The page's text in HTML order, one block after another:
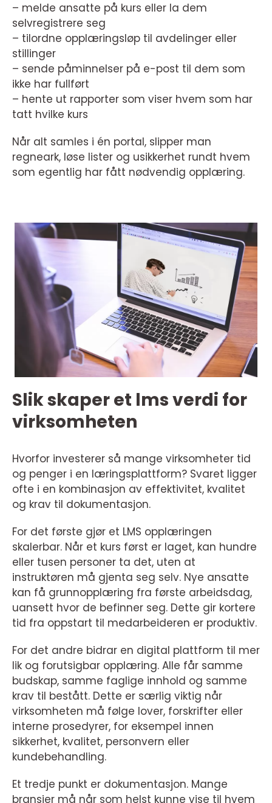
– melde ansatte på kurs eller la dem
selvregistrere seg
– tilordne opplæringsløp til avdelinger eller
stillinger
– sende påminnelser på e-post til dem som
ikke har fullført
– hente ut rapporter som viser hvem som har
tatt hvilke kurs
Når alt samles i én portal, slipper man
regneark, løse lister og usikkerhet rundt hvem
som egentlig har fått nødvendig opplæring.
Slik skaper et lms verdi for
virksomheten
Hvorfor investerer så mange virksomheter tid
og penger i en læringsplattform? Svaret ligger
ofte i en kombinasjon av effektivitet, kvalitet
og krav til dokumentasjon.
For det første gjør et LMS opplæringen
skalerbar. Når et kurs først er laget, kan hundre
eller tusen personer ta det, uten at
instruktøren må gjenta seg selv. Nye ansatte
kan få grunnopplæring fra første arbeidsdag,
uansett hvor de befinner seg. Dette gir kortere
tid fra oppstart til medarbeideren er produktiv.
For det andre bidrar en digital plattform til mer
lik og forutsigbar opplæring. Alle får samme
budskap, samme faglige innhold og samme
krav til bestått. Dette er særlig viktig når
virksomheten må følge lover, forskrifter eller
interne prosedyrer, for eksempel innen
sikkerhet, kvalitet, personvern eller
kundebehandling.
Et tredje punkt er dokumentasjon. Mange
bransjer må når som helst kunne vise til hvem